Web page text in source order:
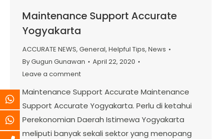
Maintenance Support Accurate
Yogyakarta
ACCURATE NEWS, General, Helpful Tips, News
ByGugun Gunawan
April 22, 2020
Leave a comment
Maintenance Support Accurate Maintenance
Support Accurate Yogyakarta. Perlu di ketahui
Perekonomian Daerah Istimewa Yogyakarta
meliputi banyak sekali sektor yang menopang